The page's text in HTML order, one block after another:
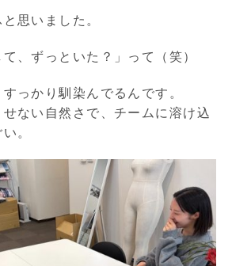
思いました。
、ずっといた？」って（笑）
っかり馴染んでるんです。
ない自然さで、チームに溶け込
。